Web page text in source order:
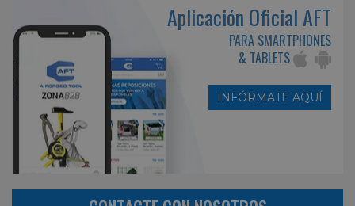
Aplicación Oficial AFT
PARA SMARTPHONES
& TABLETS
INFÓRMATE AQUÍ